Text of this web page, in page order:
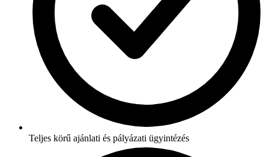
Teljes körű ajánlati és pályázati ügyintézés